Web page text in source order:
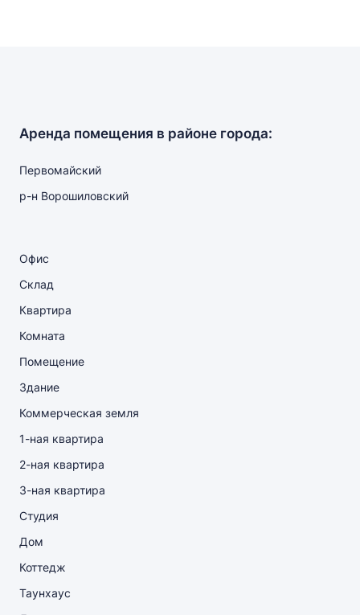
Аренда помещения в районе города:
Первомайский
р-н Ворошиловский
Офис
Склад
Квартира
Комната
Помещение
Здание
Коммерческая земля
1-ная квартира
2-ная квартира
3-ная квартира
Студия
Дом
Коттедж
Таунхаус